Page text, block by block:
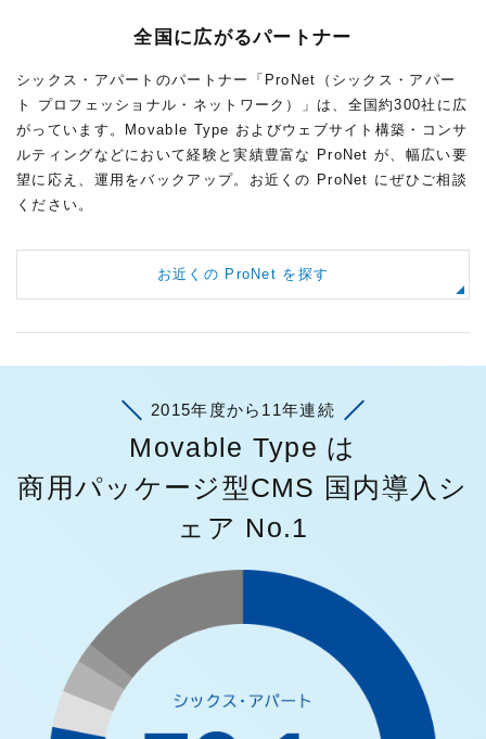
全国に広がるパートナー
シックス・アパートのパートナー「ProNet（シックス・アパー
ト プロフェッショナル・ネットワーク）」は、全国約300社に広
がっています。Movable Type およびウェブサイト構築・コンサ
ルティングなどにおいて経験と実績豊富な ProNet が、幅広い要
望に応え、運用をバックアップ。お近くの ProNet にぜひご相談
ください。
お近くの ProNet を探す
2015年度から11年連続
Movable Type は
商用パッケージ型CMS 国内導入シ
ェア No.1